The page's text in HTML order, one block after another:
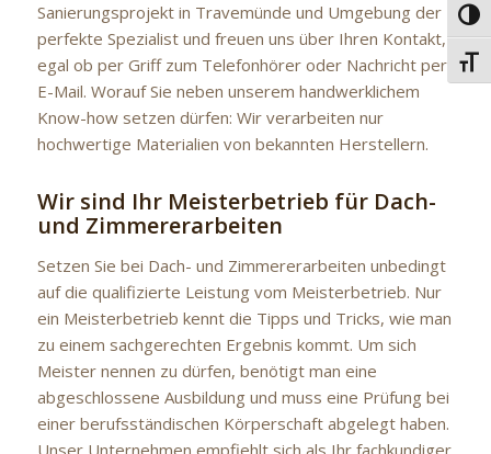
Sanierungsprojekt in Travemünde und Umgebung der
perfekte Spezialist und freuen uns über Ihren Kontakt,
egal ob per Griff zum Telefonhörer oder Nachricht per
E-Mail. Worauf Sie neben unserem handwerklichem
Know-how setzen dürfen: Wir verarbeiten nur
hochwertige Materialien von bekannten Herstellern.
Wir sind Ihr Meisterbetrieb für Dach-
und Zimmererarbeiten
Setzen Sie bei Dach- und Zimmererarbeiten unbedingt
auf die qualifizierte Leistung vom Meisterbetrieb. Nur
ein Meisterbetrieb kennt die Tipps und Tricks, wie man
zu einem sachgerechten Ergebnis kommt. Um sich
Meister nennen zu dürfen, benötigt man eine
abgeschlossene Ausbildung und muss eine Prüfung bei
einer berufsständischen Körperschaft abgelegt haben.
Unser Unternehmen empfiehlt sich als Ihr fachkundiger